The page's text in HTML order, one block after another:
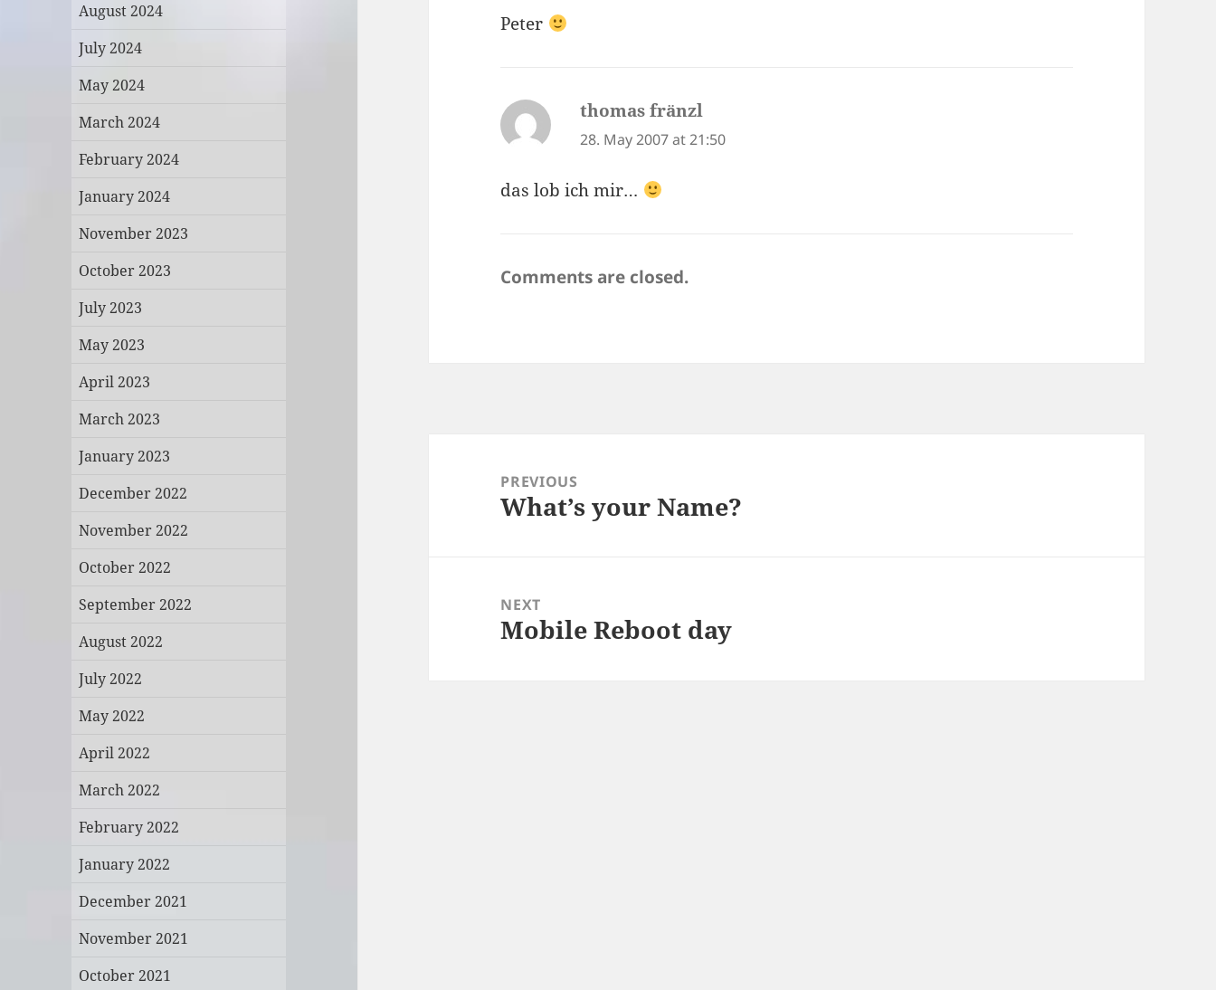
August 2024
July 2024
May 2024
March 2024
February 2024
January 2024
November 2023
October 2023
July 2023
May 2023
April 2023
March 2023
January 2023
December 2022
November 2022
October 2022
September 2022
August 2022
July 2022
May 2022
April 2022
March 2022
February 2022
January 2022
December 2021
November 2021
October 2021
Peter
thomas fränzl
28. May 2007 at 21:50
das lob ich mir…
Comments are closed.
navigationPREVIOUS
Previous
What’s your Name?
NEXT
Next
Mobile Reboot day